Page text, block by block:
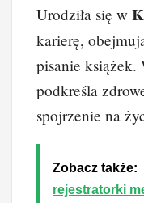
Urodziła się w
karierę,
pisanie
podkreśla
spojrzenie na
Zobacz także:
rejestratorki